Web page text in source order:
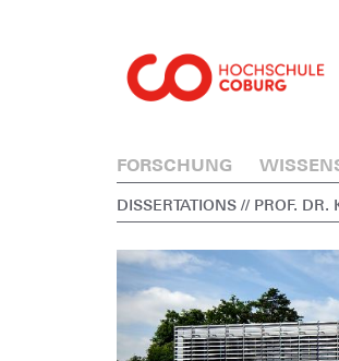
FORSCHUNG
DISSERTATIONS // PROF. DR.